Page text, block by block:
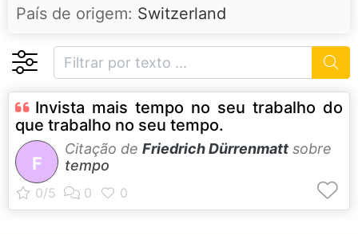
País de origem: Switzerland
Invista mais tempo no seu trabalho do
que trabalho no seu tempo.
F
Citação de Friedrich Dürrenmatt sobre
tempo